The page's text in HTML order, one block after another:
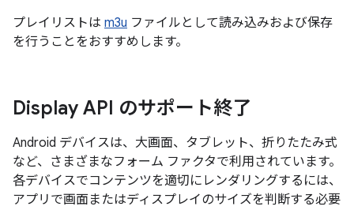
プレイリストは m3u ファイルとして読み込みおよび保存
を行うことをおすすめします。
Display API のサポート終了
Android デバイスは、大画面、タブレット、折りたたみ式
など、さまざまなフォーム ファクタで利用されています。
各デバイスでコンテンツを適切にレンダリングするには、
アプリで画面またはディスプレイのサイズを判断する必要